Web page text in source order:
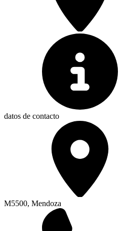
datos de contacto
M5500, Mendoza